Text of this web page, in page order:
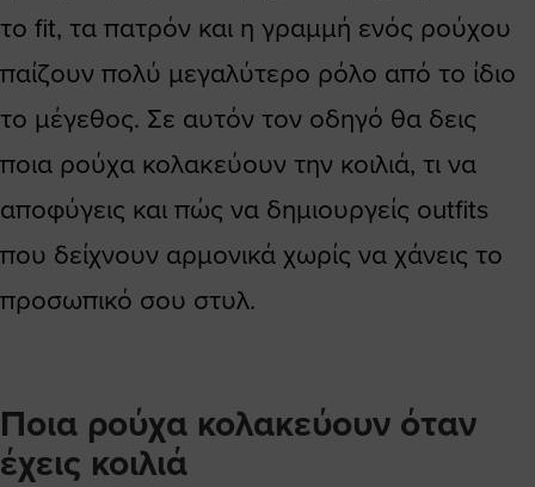
το fit, τα πατρόν και η γραμμή ενός ρούχου
παίζουν πολύ μεγαλύτερο ρόλο από το ίδιο
το μέγεθος. Σε αυτόν τον οδηγό θα δεις
ποια ρούχα κολακεύουν την κοιλιά, τι να
αποφύγεις και πώς να δημιουργείς outfits
που δείχνουν αρμονικά χωρίς να χάνεις το
προσωπικό σου στυλ.
Ποια ρούχα κολακεύουν όταν
έχεις κοιλιά